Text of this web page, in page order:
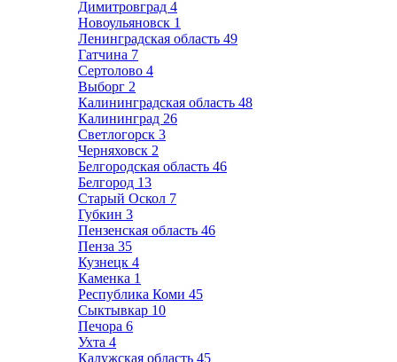
Димитровград 4
Новоульяновск 1
Ленинградская область 49
Гатчина 7
Сертолово 4
Выборг 2
Калининградская область 48
Калининград 26
Светлогорск 3
Черняховск 2
Белгородская область 46
Белгород 13
Старый Оскол 7
Губкин 3
Пензенская область 46
Пенза 35
Кузнецк 4
Каменка 1
Республика Коми 45
Сыктывкар 10
Печора 6
Ухта 4
Калужская область 45